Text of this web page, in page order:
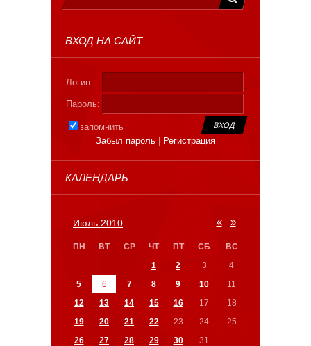
ВХОД НА САЙТ
Логин:
Пароль:
запомнить
Забыл пароль
Регистрация
КАЛЕНДАРЬ
«
Июль 2010 »
ПН ВТ СР ЧТ ПТ СБ
ВС
1
2 3
4
5
6 7 8 9 10
11
12
13 14 15 16 17
18
19
20 21 22 23 24
25
26
27 28 29 30 31